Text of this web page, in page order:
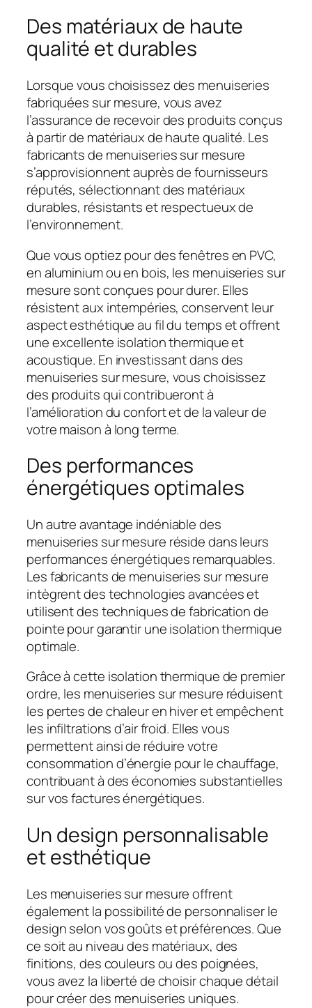
Des matériaux de haute
qualité et durables
Lorsque vous choisissez des menuiseries
fabriquées sur mesure, vous avez
l’assurance de recevoir des produits conçus
à partir de matériaux de haute qualité. Les
fabricants de menuiseries sur mesure
s’approvisionnent auprès de fournisseurs
réputés, sélectionnant des matériaux
durables, résistants et respectueux de
l’environnement.
Que vous optiez pour des fenêtres en PVC,
en aluminium ou en bois, les menuiseries sur
mesure sont conçues pour durer. Elles
résistent aux intempéries, conservent leur
aspect esthétique au fil du temps et offrent
une excellente isolation thermique et
acoustique. En investissant dans des
menuiseries sur mesure, vous choisissez
des produits qui contribueront à
l’amélioration du confort et de la valeur de
votre maison à long terme.
Des performances
énergétiques optimales
Un autre avantage indéniable des
menuiseries sur mesure réside dans leurs
performances énergétiques remarquables.
Les fabricants de menuiseries sur mesure
intègrent des technologies avancées et
utilisent des techniques de fabrication de
pointe pour garantir une isolation thermique
optimale.
Grâce à cette isolation thermique de premier
ordre, les menuiseries sur mesure réduisent
les pertes de chaleur en hiver et empêchent
les infiltrations d’air froid. Elles vous
permettent ainsi de réduire votre
consommation d’énergie pour le chauffage,
contribuant à des économies substantielles
sur vos factures énergétiques.
Un design personnalisable
et esthétique
Les menuiseries sur mesure offrent
également la possibilité de personnaliser le
design selon vos goûts et préférences. Que
ce soit au niveau des matériaux, des
finitions, des couleurs ou des poignées,
vous avez la liberté de choisir chaque détail
pour créer des menuiseries uniques.